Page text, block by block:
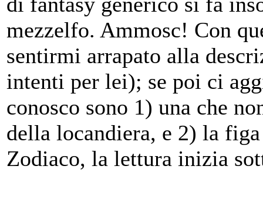
mezzelfo. Ammosc! Con
sentirmi arrapato alla
intenti per lei); se poi ci
conosco sono 1) una che
della locandiera, e 2) la
Zodiaco, la lettura inizia